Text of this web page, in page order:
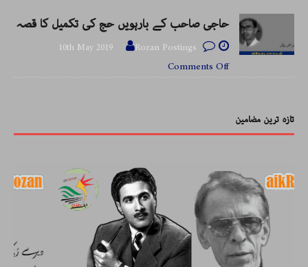
حاجی صاحب کے بارہویں حج کی تکمیل کا قصہ
10th May 2019
Rozan Postings
Comments Off
تازہ ترین مضامین